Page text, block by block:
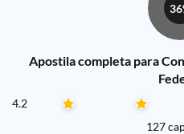
Apostila completa para
4.2
127